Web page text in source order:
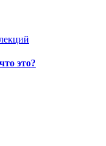
это?